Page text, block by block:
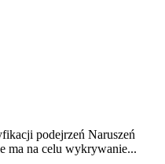
podejrzeń Naruszeń
ma na celu wykrywanie...